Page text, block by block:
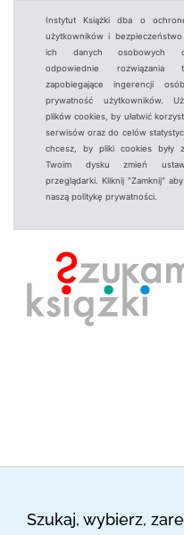
Instytut Książki dba o
użytkowników i bezpieczeństwo
ich danych osobowych
odpowiednie rozwiązania
zapobiegające ingerencji
prywatność użytkowników.
plików cookies, by ułatwić
serwisów oraz do celów
chcesz, by pliki cookies były
Twoim dysku zmień
przeglądarki. Kliknij "Zamknij"
naszą politykę prywatności.
Szukaj, wybierz,